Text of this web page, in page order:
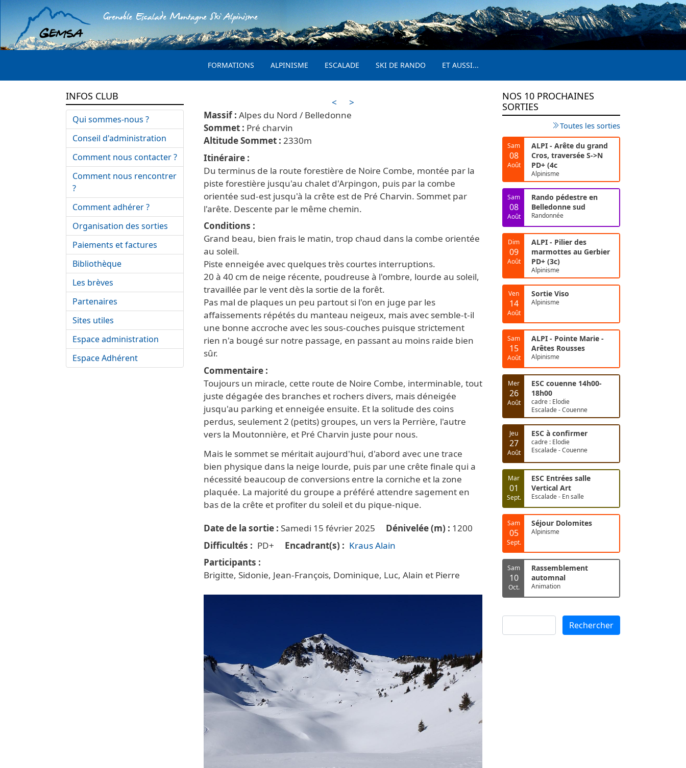
Aller au contenu principal
Grenoble Escalade Montagne Ski Alpinisme
FORMATIONS ALPINISME ESCALADE SKI DE RANDO ET AUSSI...
<
>
Alpes du Nord / Belledonne
Pré charvin
2330
Itinéraire
Du terminus de la route forestière de Noire Combe, montée par la
piste forestière jusqu'au chalet d'Arpingon, puis par la combe
orientée sud-est jusqu'à la crête est de Pré Charvin. Sommet par
l'arête. Descente par le même chemin.
Conditions
Grand beau, bien frais le matin, trop chaud dans la combe orientée
au soleil.
Piste enneigée avec quelques très courtes interruptions.
20 à 40 cm de neige récente, poudreuse à l'ombre, lourde au soleil,
travaillée par le vent dès la sortie de la forêt.
Pas mal de plaques un peu partout si l'on en juge par les
affaissements répétés du manteau neigeux, mais avec semble-t-il
une bonne accroche avec les sous-couches puisque strictement
rien n'a bougé sur notre passage, en passant au moins raide bien
sûr.
Commentaire
Toujours un miracle, cette route de Noire Combe, interminable, tout
juste dégagée des branches et rochers divers, mais déneigée
jusqu'au parking et enneigée ensuite. Et la solitude des coins
perdus, seulement 2 (petits) groupes, un vers la Perrière, l'autre
vers la Moutonnière, et Pré Charvin juste pour nous.
Mais le sommet se méritait aujourd'hui, d'abord avec une trace
bien physique dans la neige lourde, puis par une crête finale qui a
nécessité beaucoup de conversions entre la corniche et la zone
plaquée. La majorité du groupe a préféré attendre sagement en
bas de la crête et profiter du soleil et du pique-nique.
Date de la sortie Samedi 15 février 2025 Dénivelée (m)
1200
Difficultés
PD+ Encadrant(s)
Kraus Alain
Participants
Brigitte, Sidonie, Jean-François, Dominique, Luc, Alain et Pierre
INFOS CLUB
Qui sommes-nous ?
Conseil d'administration
Comment nous contacter ?
Comment nous rencontrer
?
Comment adhérer ?
Organisation des sorties
Paiements et factures
Bibliothèque
Les brèves
Partenaires
Sites utiles
Espace administration
Espace Adhérent
NOS 10 PROCHAINES
SORTIES
Toutes les sorties
Sam
08
Août
ALPI - Arête du grand
Cros, traversée S->N
PD+ (4c
Alpinisme
Sam
08
Août
Rando pédestre en
Belledonne sud
Randonnée
Dim
09
Août
ALPI - Pilier des
marmottes au Gerbier
PD+ (3c)
Alpinisme
Ven
14
Août
Sortie Viso
Alpinisme
Sam
15
Août
ALPI - Pointe Marie -
Arêtes Rousses
Alpinisme
Mer
26
Août
ESC couenne 14h00-
18h00
cadre : Elodie
Escalade - Couenne
Jeu
27
Août
ESC à confirmer
cadre : Elodie
Escalade - Couenne
Mar
01
Sept.
ESC Entrées salle
Vertical Art
Escalade - En salle
Sam
05
Sept.
Séjour Dolomites
Alpinisme
Sam
10
Oct.
Rassemblement
automnal
Animation
Rechercher Rechercher